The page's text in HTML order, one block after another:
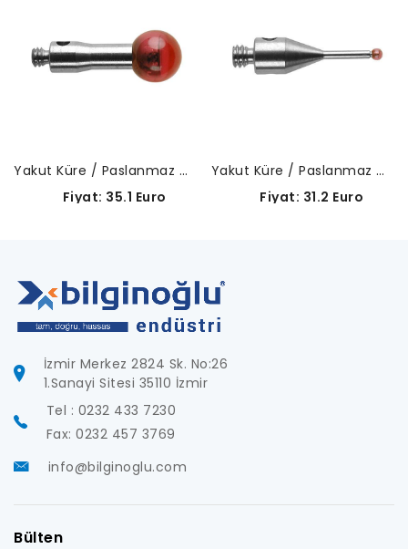
Yakut Küre / Paslanmaz Çelik Gövde-A-5000-4155
Fiyat: 35.1 Euro
Yakut Küre / Paslanmaz Çelik Gövde-A-5000-7806
Fiyat: 31.2 Euro
İzmir Merkez 2824 Sk. No:26
1.Sanayi Sitesi 35110 İzmir
Tel : 0232 433 7230
Fax: 0232 457 3769
info@bilginoglu.com
Bülten